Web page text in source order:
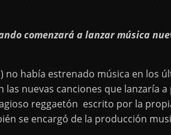
comenzará a lanzar música
no había estrenado música en los
nuevas canciones que lanzaría
reggaetón escrito por la
se encargó de la producción